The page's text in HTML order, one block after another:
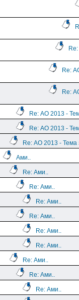
Re:
Re:
Re: АО 2013 -
Re: АО 2013 -
Re: АО 2013 - Тема
Ами..
Re: Ами..
Re: Ами..
Re: Ами..
Re: Ами..
Re: Ами..
Re: Ами..
Re: Ами..
Re: Ами..
Re: Ами..